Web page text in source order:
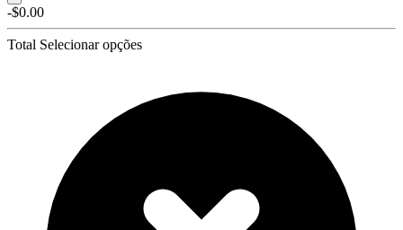
-$0.00
Total Selecionar opções